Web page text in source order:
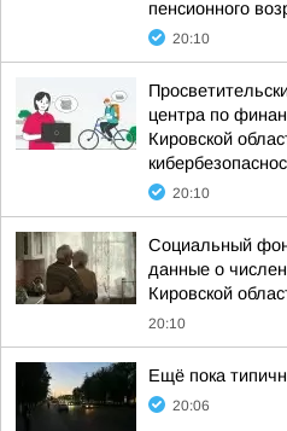
пенсионного
20:10
центра по
Кировской
20:10
Социальный
данные о
Кировской
20:10
Ещё пока
20:06